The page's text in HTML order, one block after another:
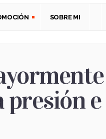
SOBRE MI
presión